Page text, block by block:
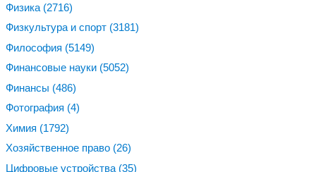
Физика (2716)
Физкультура и спорт (3181)
Философия (5149)
Финансовые науки (5052)
Финансы (486)
Фотография (4)
Химия (1792)
Хозяйственное право (26)
Цифровые устройства (35)